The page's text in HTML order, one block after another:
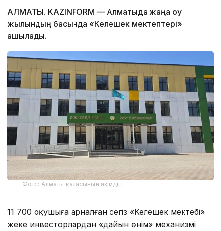
АЛМАТЫ. KAZINFORM — Алматыда жаңа оқу
жылындың басында «Келешек мектептері»
ашылады.
Фото: Алматы қаласының әкімдігі
11 700 оқушыға арналған сегіз «Келешек мектебі»
жеке инвесторлардан «дайын өнім» механизмі